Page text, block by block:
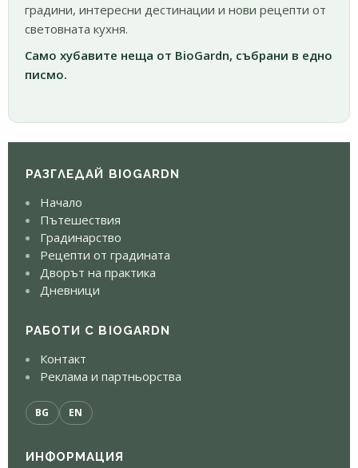
градини, интересни дестинации и нови рецепти от
световната кухня.
Само хубавите неща от BioGardn, събрани в едно
писмо.
РАЗГЛЕДАЙ BIOGARDN
Начало
Пътешествия
Градинарство
Рецепти от градината
Дворът на практика
Дневници
РАБОТИ С BIOGARDN
Контакт
Реклама и партньорства
BG EN
ИНФОРМАЦИЯ